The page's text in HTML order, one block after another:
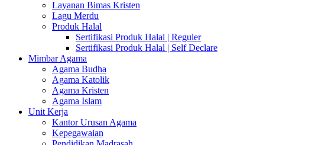
Layanan Bimas Kristen
Lagu Merdu
Produk Halal
Sertifikasi Produk Halal | Reguler
Sertifikasi Produk Halal | Self Declare
Mimbar Agama
Agama Budha
Agama Katolik
Agama Kristen
Agama Islam
Unit Kerja
Kantor Urusan Agama
Kepegawaian